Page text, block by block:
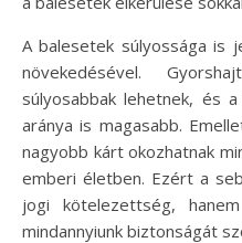
A balesetek súlyossága is
növekedésével.
súlyosabbak lehetnek, és
aránya is magasabb.
nagyobb kárt okozhatnak
emberi életben. Ezért a
jogi kötelezettség,
mindannyiunk biztonságát